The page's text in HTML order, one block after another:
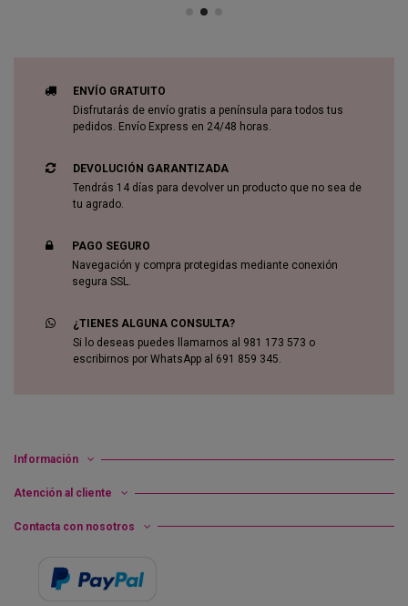
ENVÍO GRATUITO
Disfrutarás de envío gratis a península para todos tus
pedidos. Envío Express en 24/48 horas.
DEVOLUCIÓN GARANTIZADA
Tendrás 14 días para devolver un producto que no sea de
tu agrado.
PAGO SEGURO
Navegación y compra protegidas mediante conexión
segura SSL.
¿TIENES ALGUNA CONSULTA?
Si lo deseas puedes llamarnos al 981 173 573 o
escribirnos por WhatsApp al 691 859 345.
Información
Atención al cliente
Contacta con nosotros